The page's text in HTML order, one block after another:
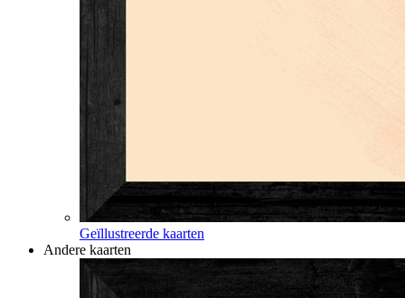
Geïllustreerde kaarten
Andere kaarten